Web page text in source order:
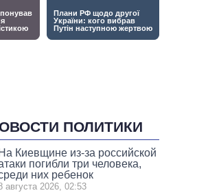
ПОЛИТИКИ
На Киевщине из-за российской
погибли три человека,
них ребенок
августа 2026, 02:53